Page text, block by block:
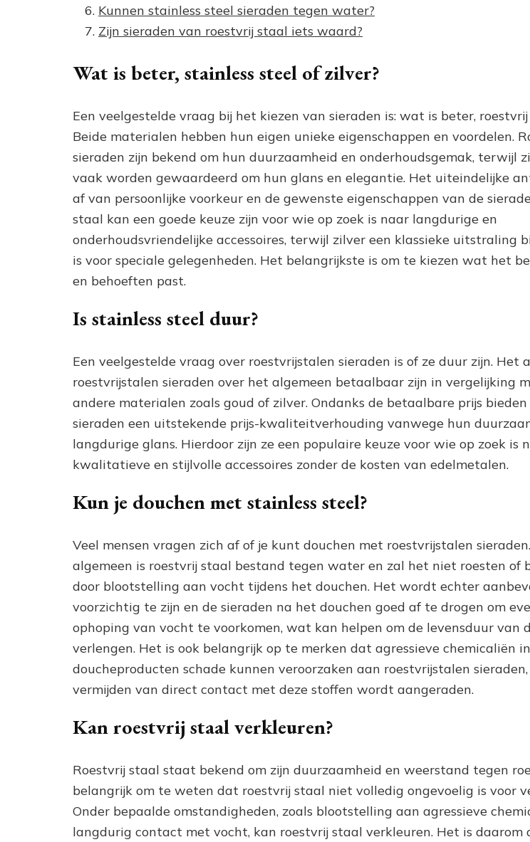
Kunnen stainless steel sieraden tegen water?
Zijn sieraden van roestvrij staal iets waard?
Wat is beter, stainless steel of zilver?
Een veelgestelde vraag bij het kiezen van sieraden is: wat is beter,
Beide materialen hebben hun eigen unieke eigenschappen en voordelen.
sieraden zijn bekend om hun duurzaamheid en onderhoudsgemak, terwijl
vaak worden gewaardeerd om hun glans en elegantie. Het uiteindelijke
af van persoonlijke voorkeur en de gewenste eigenschappen van de
staal kan een goede keuze zijn voor wie op zoek is naar langdurige en
onderhoudsvriendelijke accessoires, terwijl zilver een klassieke uitstraling
is voor speciale gelegenheden. Het belangrijkste is om te kiezen wat het
en behoeften past.
Is stainless steel duur?
Een veelgestelde vraag over roestvrijstalen sieraden is of ze duur zijn. Het
roestvrijstalen sieraden over het algemeen betaalbaar zijn in vergelijking
andere materialen zoals goud of zilver. Ondanks de betaalbare prijs
sieraden een uitstekende prijs-kwaliteitverhouding vanwege hun
langdurige glans. Hierdoor zijn ze een populaire keuze voor wie op zoek is
kwalitatieve en stijlvolle accessoires zonder de kosten van edelmetalen.
Kun je douchen met stainless steel?
Veel mensen vragen zich af of je kunt douchen met roestvrijstalen
algemeen is roestvrij staal bestand tegen water en zal het niet roesten of
door blootstelling aan vocht tijdens het douchen. Het wordt echter
voorzichtig te zijn en de sieraden na het douchen goed af te drogen om
ophoping van vocht te voorkomen, wat kan helpen om de levensduur van
verlengen. Het is ook belangrijk op te merken dat agressieve chemicaliën
doucheproducten schade kunnen veroorzaken aan roestvrijstalen
vermijden van direct contact met deze stoffen wordt aangeraden.
Kan roestvrij staal verkleuren?
Roestvrij staal staat bekend om zijn duurzaamheid en weerstand tegen
belangrijk om te weten dat roestvrij staal niet volledig ongevoelig is voor
Onder bepaalde omstandigheden, zoals blootstelling aan agressieve
langdurig contact met vocht, kan roestvrij staal verkleuren. Het is daarom